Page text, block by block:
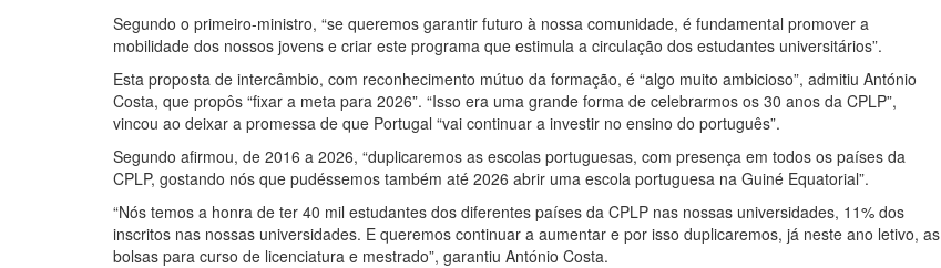
Segundo o primeiro-ministro, “se queremos garantir futuro à nossa comunidade, é fundamental promover a
mobilidade dos nossos jovens e criar este programa que estimula a circulação dos estudantes universitários”.
Esta proposta de intercâmbio, com reconhecimento mútuo da formação, é “algo muito ambicioso”, admitiu António
Costa, que propôs “fixar a meta para 2026”. “Isso era uma grande forma de celebrarmos os 30 anos da CPLP”,
vincou ao deixar a promessa de que Portugal “vai continuar a investir no ensino do português”.
Segundo afirmou, de 2016 a 2026, “duplicaremos as escolas portuguesas, com presença em todos os países da
CPLP, gostando nós que pudéssemos também até 2026 abrir uma escola portuguesa na Guiné Equatorial”.
“Nós temos a honra de ter 40 mil estudantes dos diferentes países da CPLP nas nossas universidades, 11% dos
inscritos nas nossas universidades. E queremos continuar a aumentar e por isso duplicaremos, já neste ano letivo, as
bolsas para curso de licenciatura e mestrado”, garantiu António Costa.